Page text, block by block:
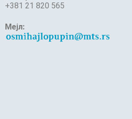
+381 21 820 565
Мејл: